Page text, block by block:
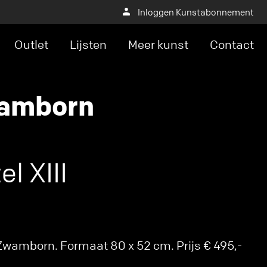
Inloggen Kunstabonnement
Outlet Lijsten Meer kunst Contact
XIII
Formaat 80 x 52 cm. Prijs € 495,-